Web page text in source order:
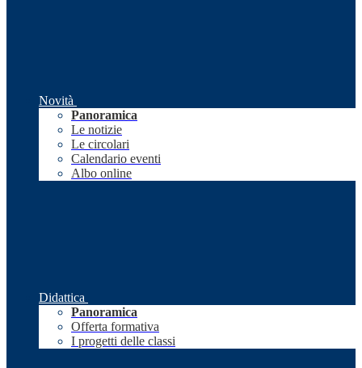
Novità
Panoramica
Le notizie
Le circolari
Calendario eventi
Albo online
Didattica
Panoramica
Offerta formativa
I progetti delle classi